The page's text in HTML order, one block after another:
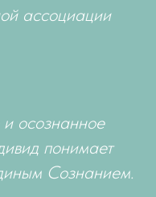
ассоциации
и осознанное
понимает
Сознанием.